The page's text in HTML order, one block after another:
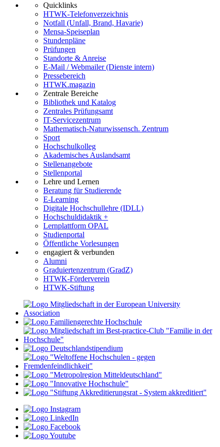
Quicklinks
HTWK-Telefonverzeichnis
Notfall (Unfall, Brand, Havarie)
Mensa-Speiseplan
Stundenpläne
Prüfungen
Standorte & Anreise
E-Mail / Webmailer (Dienste intern)
Pressebereich
HTWK.magazin
Zentrale Bereiche
Bibliothek und Katalog
Zentrales Prüfungsamt
IT-Servicezentrum
Mathematisch-Naturwissensch. Zentrum
Sport
Hochschulkolleg
Akademisches Auslandsamt
Stellenangebote
Stellenportal
Lehre und Lernen
Beratung für Studierende
E-Learning
Digitale Hochschullehre (IDLL)
Hochschuldidaktik +
Lernplattform OPAL
Studienportal
Öffentliche Vorlesungen
engagiert & verbunden
Alumni
Graduiertenzentrum (GradZ)
HTWK-Förderverein
HTWK-Stiftung